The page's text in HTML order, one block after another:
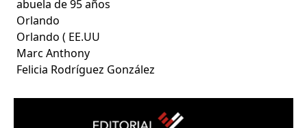
abuela de 95 años
Orlando
Orlando ( EE.UU
Marc Anthony
Felicia Rodríguez González